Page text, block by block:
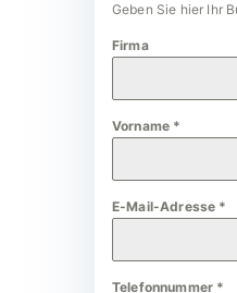
Geben Sie hier Ihr
Firma
Vorname *
E-Mail-Adresse *
Telefonnummer *